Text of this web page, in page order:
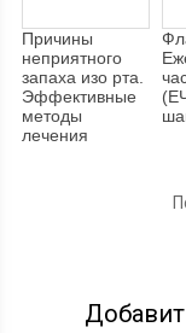
Причины
неприятного
запаха изо рта.
Эффективные
методы
лечения